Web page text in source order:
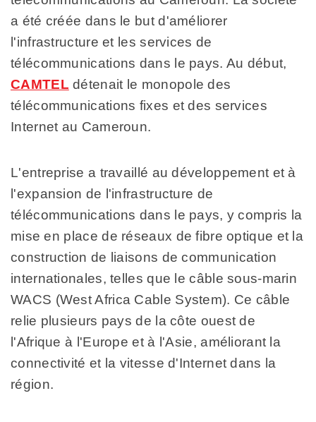
a été créée dans le but d'améliorer
l'infrastructure et les services de
télécommunications dans le pays. Au début,
CAMTEL détenait le monopole des
télécommunications fixes et des services
Internet au Cameroun.
L'entreprise a travaillé au développement et à
l'expansion de l'infrastructure de
télécommunications dans le pays, y compris la
mise en place de réseaux de fibre optique et la
construction de liaisons de communication
internationales, telles que le câble sous-marin
WACS (West Africa Cable System). Ce câble
relie plusieurs pays de la côte ouest de
l'Afrique à l'Europe et à l'Asie, améliorant la
connectivité et la vitesse d'Internet dans la
région.